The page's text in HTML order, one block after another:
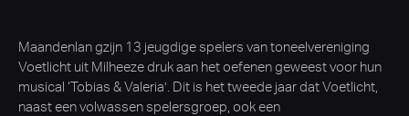
Maandenlan gzijn 13 jeugdige spelers van toneelvereniging
Voetlicht uit Milheeze druk aan het oefenen geweest voor hun
musical ‘Tobias & Valeria’. Dit is het tweede jaar dat Voetlicht,
naast een volwassen spelersgroep, ook een